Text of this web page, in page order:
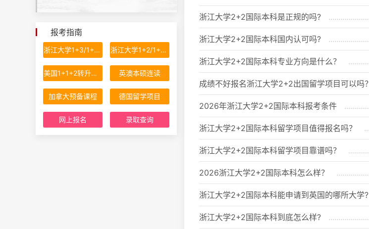
报考指南
浙江大学1+3/1+2国际本科留学项目 浙江大学1+2/1+3国际本科留学项目
美国1+1+2转升计划 英澳本硕连读
加拿大预备课程 德国留学项目
网上报名 录取查询
浙江大学2+2国际本科是正规的吗?
浙江大学2+2国际本科国内认可吗?
浙江大学2+2国际本科专业方向是什么？
成绩不好报名浙江大学2+2出国留学项目可以吗？
2026年浙江大学2+2国际本科报考条件
浙江大学2+2国际本科留学项目值得报名吗？
浙江大学2+2国际本科留学项目靠谱吗？
2026浙江大学2+2国际本科怎么样？
浙江大学2+2国际本科能申请到英国的哪所大学?
浙江大学2+2国际本科到底怎么样?